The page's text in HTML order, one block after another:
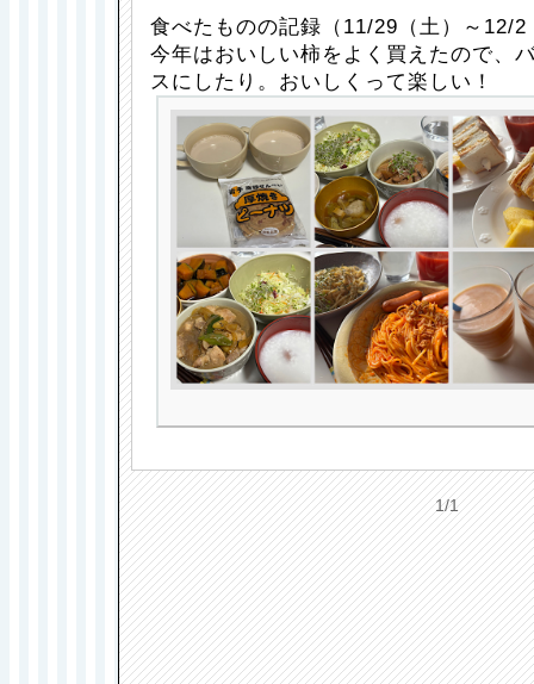
食べたものの記録（11/29（土）～12/2
今年はおいしい柿をよく買えたので、
スにしたり。おいしくって楽しい！
1/1